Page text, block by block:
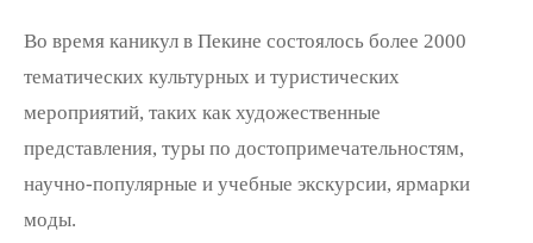
Во время каникул в Пекине состоялось более 2000
тематических культурных и туристических
мероприятий, таких как художественные
представления, туры по достопримечательностям,
научно-популярные и учебные экскурсии, ярмарки
моды.